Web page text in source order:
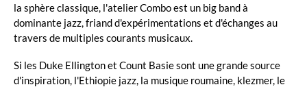
la sphère classique, l'atelier Combo est un big band à
dominante jazz, friand d'expérimentations et d'échanges au
travers de multiples courants musicaux.
Si les Duke Ellington et Count Basie sont une grande source
d'inspiration, l'Ethiopie jazz, la musique roumaine, klezmer, le